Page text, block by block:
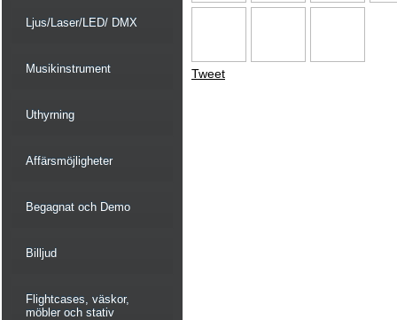
Ljus/Laser/LED/ DMX
Musikinstrument
Uthyrning
Affärsmöjligheter
Begagnat och Demo
Billjud
Flightcases, väskor,
möbler och stativ
Tweet